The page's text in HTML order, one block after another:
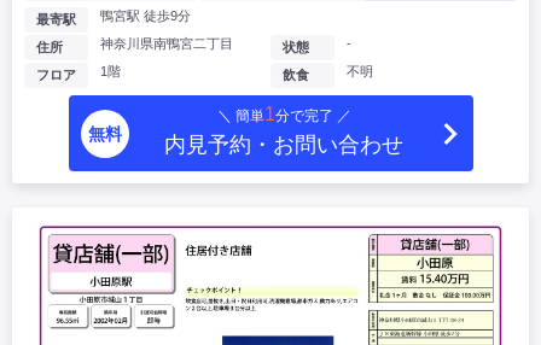
最寄駅 鴨宮駅 徒歩9分
住所 神奈川県南鴨宮二丁目
フロア 1階
状態 -
飲食 不明
無料
＼ 簡単1分で完了 ／
内見予約・お問い合わせ